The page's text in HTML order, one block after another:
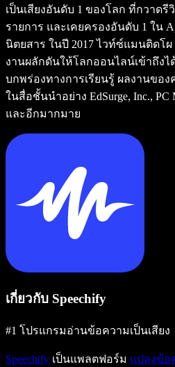
เป็นเสียงอันดับ 1 ของโลก ที่กวาดรีวิ
รายการ และเคยครองอันดับ 1 ใน
นิตยสาร ในปี 2017 ไวท์ซ์แมนติดโผ
งานผลักดันให้โลกออนไลน์เข้าถึง
บกพร่องทางการเรียนรู้ ผลงานขอ
ในสื่อชั้นนำอย่าง EdSurge, Inc., PC
และอีกมากมาย
เกี่ยวกับ Speechify
#1 โปรแกรมอ่านข้อความเป็นเสียง
Speechify เป็นแพลตฟอร์ม แปลงข้อ